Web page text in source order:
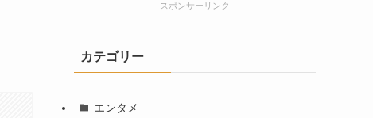
スポンサーリンク
カテゴリー
エンタメ